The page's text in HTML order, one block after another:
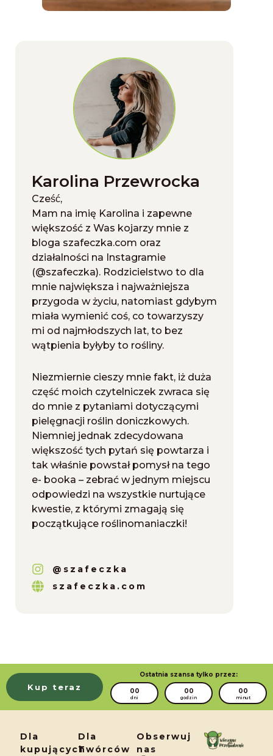
Karolina Przewrocka
Cześć,
Mam na imię Karolina i zapewne
większość z Was kojarzy mnie z
bloga szafeczka.com oraz
działalności na Instagramie
(@szafeczka). Rodzicielstwo to dla
mnie największa i najważniejsza
przygoda w życiu, natomiast gdybym
miała wymienić coś, co towarzyszy
mi od najmłodszych lat, to bez
wątpienia byłyby to rośliny.
Niezmiernie cieszy mnie fakt, iż duża
część moich czytelniczek zwraca się
do mnie z pytaniami dotyczącymi
pielęgnacji roślin doniczkowych.
Niemniej jednak zdecydowana
większość tych pytań się powtarza i
tak właśnie powstał pomysł na tego
e- booka – zebrać w jednym miejscu
odpowiedzi na wszystkie nurtujące
kwestie, z którymi zmagają się
początkujące roślinomaniaczki!
@szafeczka
szafeczka.com
Kup teraz
Ostatnia szansa tylko przez:
00
dni
00
godzin
00
minut
Dla
kupujących
Dla
Twórców
Obserwuj
nas